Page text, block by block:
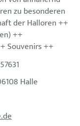
zu besonderen
der Halloren ++
++
Souvenirs ++
Halle